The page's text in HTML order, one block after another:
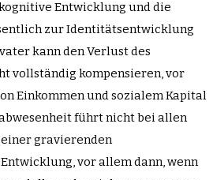
Entwicklung und die
zur Identitätsentwicklung
kann den Verlust des
vollständig kompensieren, vor
Einkommen und sozialem Kapital
führt nicht bei allen
gravierenden
vor allem dann, wenn